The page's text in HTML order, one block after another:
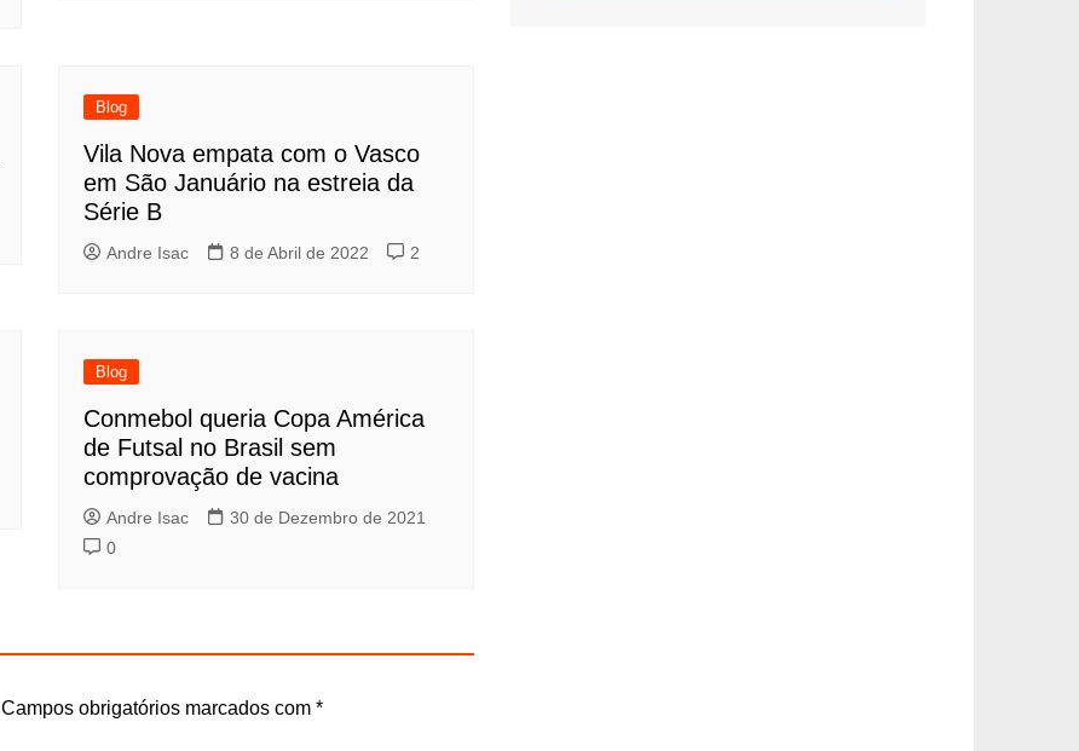
Blog
Vila Nova empata com o Vasco
em São Januário na estreia da
Série B
Andre Isac 8 de Abril de 2022 2
Blog
Conmebol queria Copa América
de Futsal no Brasil sem
comprovação de vacina
Andre Isac
30 de Dezembro de 2021
0
Campos obrigatórios marcados com *